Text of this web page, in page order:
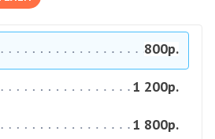
800р.
1 200р.
1 800р.